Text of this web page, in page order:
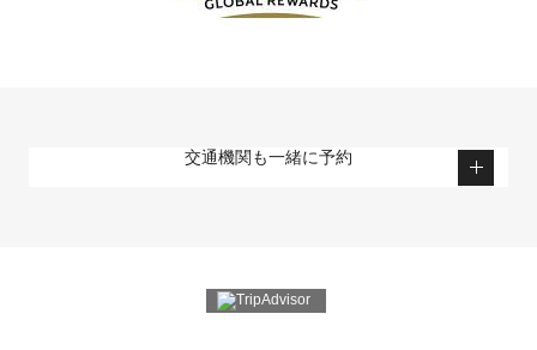
交通機関も一緒に予約